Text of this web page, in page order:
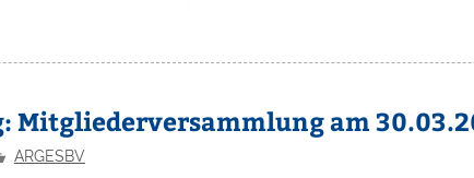
Mitgliederversammlung am
ARGESBV